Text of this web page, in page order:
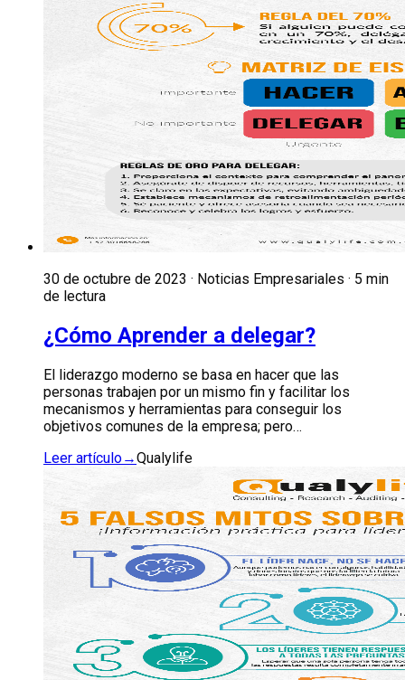
30 de octubre de 2023 · Noticias Empresariales · 5 min
de lectura
¿Cómo Aprender a delegar?
El liderazgo moderno se basa en hacer que las
personas trabajen por un mismo fin y facilitar los
mecanismos y herramientas para conseguir los
objetivos comunes de la empresa; pero…
Leer artículo→Qualylife